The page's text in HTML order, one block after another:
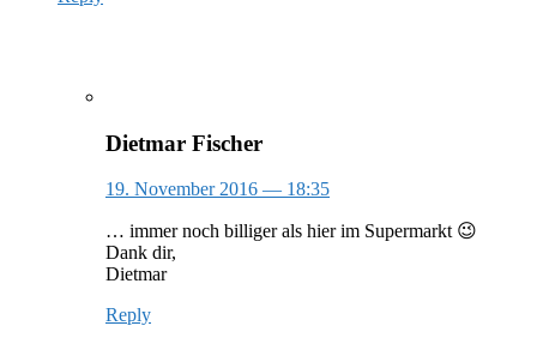
Dietmar Fischer
19. November 2016 — 18:35
… immer noch billiger als hier im Supermarkt 😉
Dank dir,
Dietmar
Reply